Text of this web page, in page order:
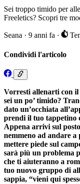
Sei troppo timido per
Freeletics? Scopri tre
Seana · 9 anni fa ·
Condividi l'articolo
Vorresti allenarti con il
sei un po’ timido?
dato un’occhiata
prendi il tuo tappetino
Appena arrivi sul
nemmeno ad andare
mettere piede sul
sarà più un problema
che ti aiuteranno a
tuo nuovo gruppo di
sappia, “vieni qui